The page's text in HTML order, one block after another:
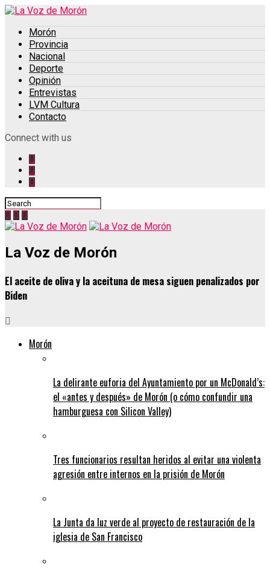
Morón
Provincia
Nacional
Deporte
Opinión
Entrevistas
LVM Cultura
Contacto
Connect with us
La Voz de Morón
El aceite de oliva y la aceituna de mesa siguen penalizados por
Biden
Morón
La delirante euforia del Ayuntamiento por un McDonald’s:
el «antes y después» de Morón (o cómo confundir una
hamburguesa con Silicon Valley)
Tres funcionarios resultan heridos al evitar una violenta
agresión entre internos en la prisión de Morón
La Junta da luz verde al proyecto de restauración de la
iglesia de San Francisco